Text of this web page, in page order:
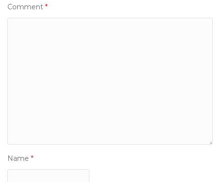
Comment *
Name *